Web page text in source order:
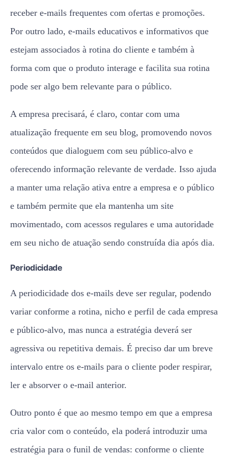
receber e-mails frequentes com ofertas e promoções.
Por outro lado, e-mails educativos e informativos que
estejam associados à rotina do cliente e também à
forma com que o produto interage e facilita sua rotina
pode ser algo bem relevante para o público.
A empresa precisará, é claro, contar com uma
atualização frequente em seu blog, promovendo novos
conteúdos que dialoguem com seu público-alvo e
oferecendo informação relevante de verdade. Isso ajuda
a manter uma relação ativa entre a empresa e o público
e também permite que ela mantenha um site
movimentado, com acessos regulares e uma autoridade
em seu nicho de atuação sendo construída dia após dia.
Periodicidade
A periodicidade dos e-mails deve ser regular, podendo
variar conforme a rotina, nicho e perfil de cada empresa
e público-alvo, mas nunca a estratégia deverá ser
agressiva ou repetitiva demais. É preciso dar um breve
intervalo entre os e-mails para o cliente poder respirar,
ler e absorver o e-mail anterior.
Outro ponto é que ao mesmo tempo em que a empresa
cria valor com o conteúdo, ela poderá introduzir uma
estratégia para o funil de vendas: conforme o cliente